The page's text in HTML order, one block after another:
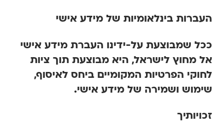
בינלאומיות של מידע אישי
שמבוצעת על-ידינו העברת מידע אישי
מחוץ לישראל, היא מבוצעת תוך ציות
הפרטיות המקומיים ביחס לאיסוף,
ושמירה של מידע אישי.